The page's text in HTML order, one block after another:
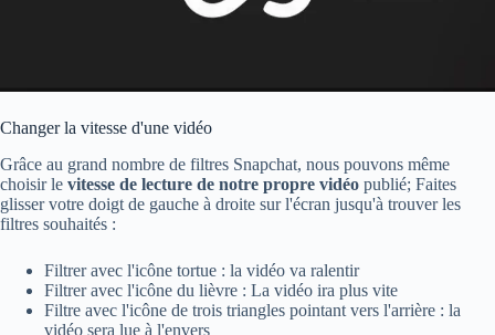
Changer la vitesse d'une vidéo
Grâce au grand nombre de filtres Snapchat, nous pouvons même
choisir le vitesse de lecture de notre propre vidéo publié; Faites
glisser votre doigt de gauche à droite sur l'écran jusqu'à trouver les
filtres souhaités :
Filtrer avec l'icône tortue : la vidéo va ralentir
Filtrer avec l'icône du lièvre : La vidéo ira plus vite
Filtre avec l'icône de trois triangles pointant vers l'arrière : la
vidéo sera lue à l'envers